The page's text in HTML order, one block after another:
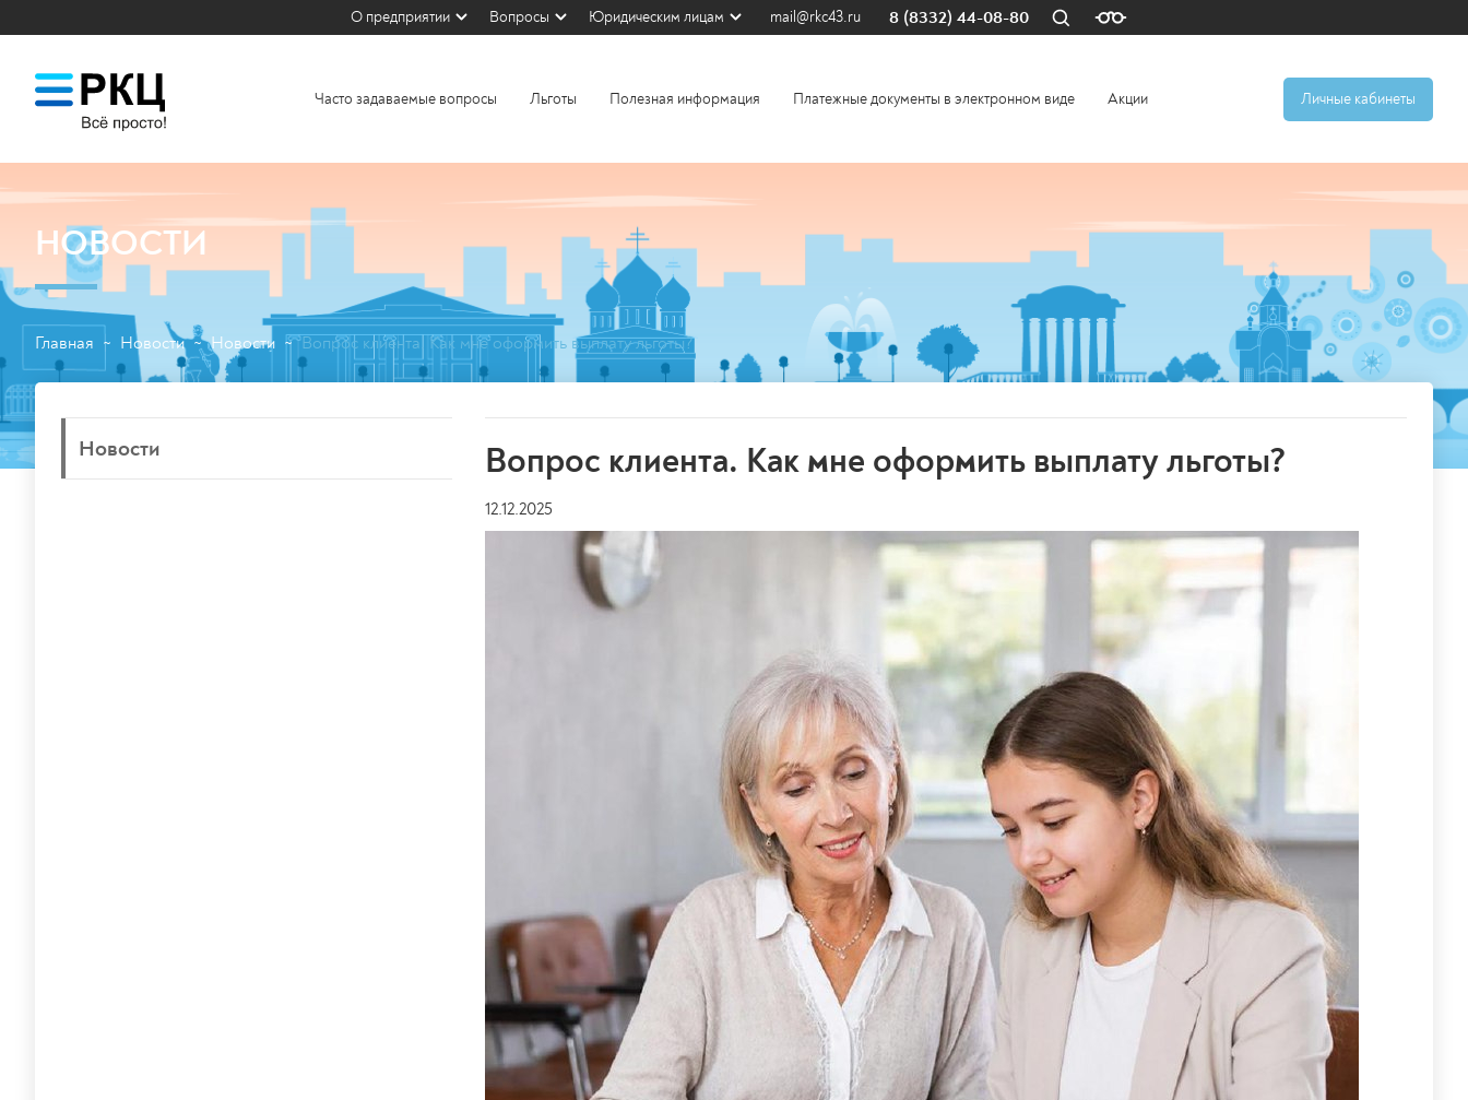
О предприятии Вопросы Юридическим лицам mail@rkc43.ru 8 (8332) 44-08-80
Часто задаваемые вопросы Льготы Полезная информация Платежные документы в электронном виде Акции Личные кабинеты
НОВОСТИ
Главная ~ Новости ~ Новости ~ Вопрос клиента. Как мне оформить выплату льготы?
Новости Вопрос клиента. Как мне оформить выплату льготы?
12.12.2025